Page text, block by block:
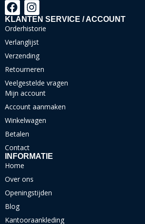
KLANTEN SERVICE / ACCOUNT
Orderhistorie
Verlanglijst
Verzending
Retourneren
Veelgestelde vragen
Mijn account
Account aanmaken
Winkelwagen
Betalen
Contact
INFORMATIE
Home
Over ons
Openingstijden
Blog
Kantooraankleding